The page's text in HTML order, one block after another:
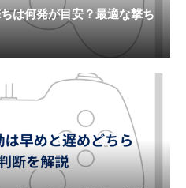
は何発が目安？最適な撃ち